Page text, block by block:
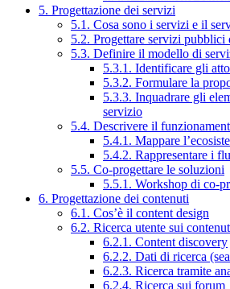
5. Progettazione dei servizi
5.1. Cosa sono i servizi e il
5.2. Progettare servizi pubblici
5.3. Definire il modello di
5.3.1. Identificare gli
5.3.2. Formulare la
5.3.3. Inquadrare gli
servizio
5.4. Descrivere il
5.4.1. Mappare
5.4.2. Rappresentare i
5.5. Co-progettare le soluzioni
5.5.1. Workshop di co-
6. Progettazione dei contenuti
6.1. Cos’è il content design
6.2. Ricerca utente sui
6.2.1. Content discovery
6.2.2. Dati di ricerca
6.2.3. Ricerca tramite
6.2.4. Ricerca sui forum